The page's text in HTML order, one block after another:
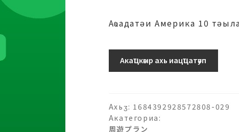
Аҩадатәи Америка 10
ахыԥхьаӡара
Акаҵкәыр ахь иацҵатәуп
Ахьӡ: 1684392928572808-029
Акатегориа:
周遊プラン